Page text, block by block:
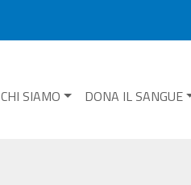
CHI SIAMO DONA IL SANGUE